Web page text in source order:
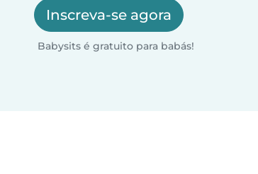
Inscreva-se agora
Babysits é gratuito para babás!